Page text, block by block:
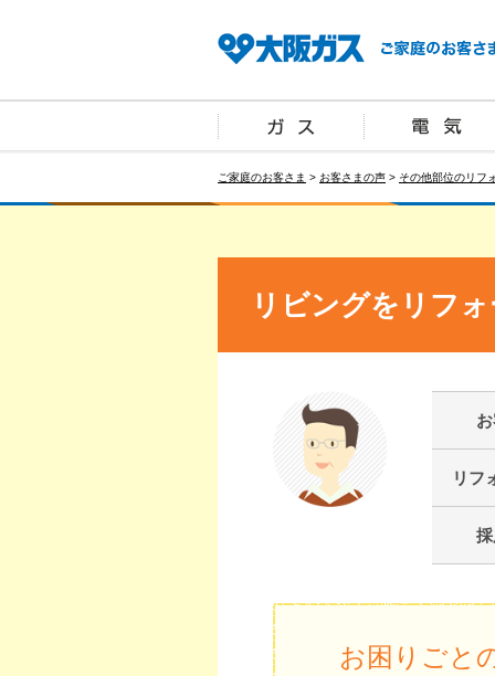
ご家庭のお客さま > お客さまの声 > その他部位のリフ
リビングをリフ
リフ
お困りごと